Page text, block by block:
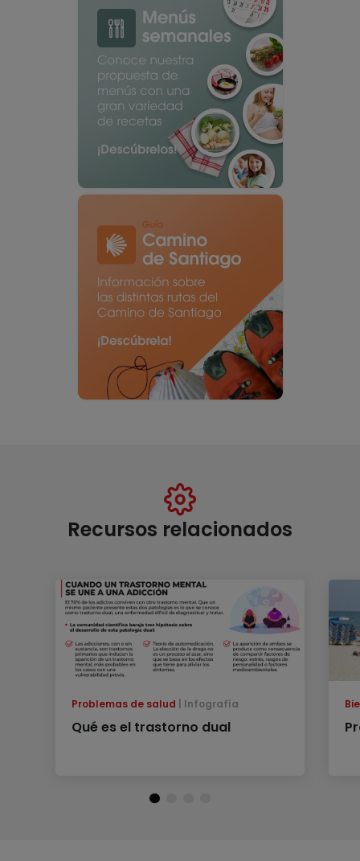
Recursos relacionados
Problemas de salud Infografía
Qué es el trastorno dual